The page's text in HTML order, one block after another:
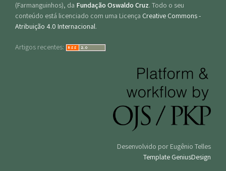
(Farmanguinhos), da Fundação Oswaldo Cruz. Todo o seu
conteúdo está licenciado com uma Licença Creative Commons -
Atribuição 4.0 Internacional.
Artigos recentes:
Desenvolvido por Eugênio Telles
Template GeniusDesign